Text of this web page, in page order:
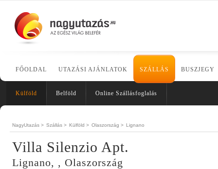
FŐOLDAL UTAZÁSI AJÁNLATOK SZÁLLÁS BUSZJEGY
Külföld Belföld Online Szállásfoglalás
NagyUtazás > Szállás > Külföld > Olaszország > Lignano
Villa Silenzio Apt.
Lignano, , Olaszország